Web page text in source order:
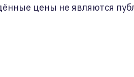
цены не являются